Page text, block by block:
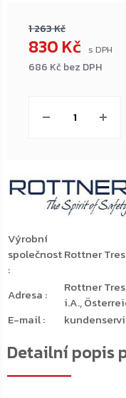
1 263 Kč
830 Kč
686 Kč bez DPH
Detailní popis
Výrobní
společnost
:
Rottner
Adresa :
Rottner
i.A.,
E-mail: